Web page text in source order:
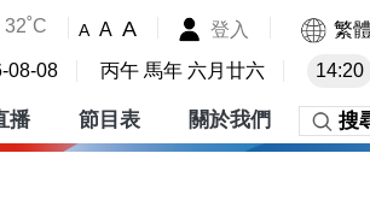
32˚C A A A 登入 繁體
08-08 丙午 馬年 六月廿六 14:20
播 節目表 關於我們 搜